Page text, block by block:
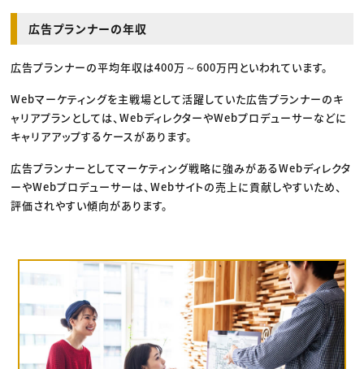
広告プランナーの年収
広告プランナーの平均年収は400万～600万円といわれています。
Webマーケティングを主戦場として活躍していた広告プランナーのキ
ャリアプランとしては、WebディレクターやWebプロデューサーなどに
キャリアアップするケースがあります。
広告プランナーとしてマーケティング戦略に強みがあるWebディレクタ
ーやWebプロデューサーは、Webサイトの売上に貢献しやすいため、
評価されやすい傾向があります。